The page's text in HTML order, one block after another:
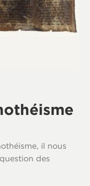
il nous
des